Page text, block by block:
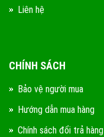
Liên hệ
CHÍNH SÁCH
Bảo vệ người mua
Hướng dẫn mua hàng
Chính sách đổi trả hàng